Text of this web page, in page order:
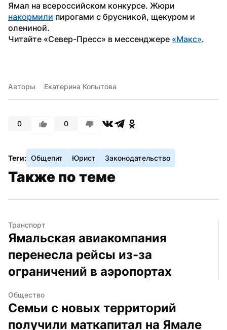
накормили пирогами с брусникой, щекуром и
олениной.
Читайте «Север-Пресс» в мессенджере «Макс».
Авторы Екатерина Копытова
0 0
Теги: Общепит Юрист Законодательство
Также по теме
Транспорт
Ямальская авиакомпания
перенесла рейсы из-за
ограничений в аэропортах
Общество
Семьи с новых территорий
получили маткапитал на Ямале